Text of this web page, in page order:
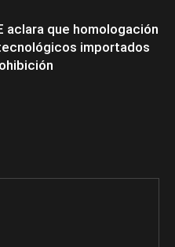
aclara que homologación
importados